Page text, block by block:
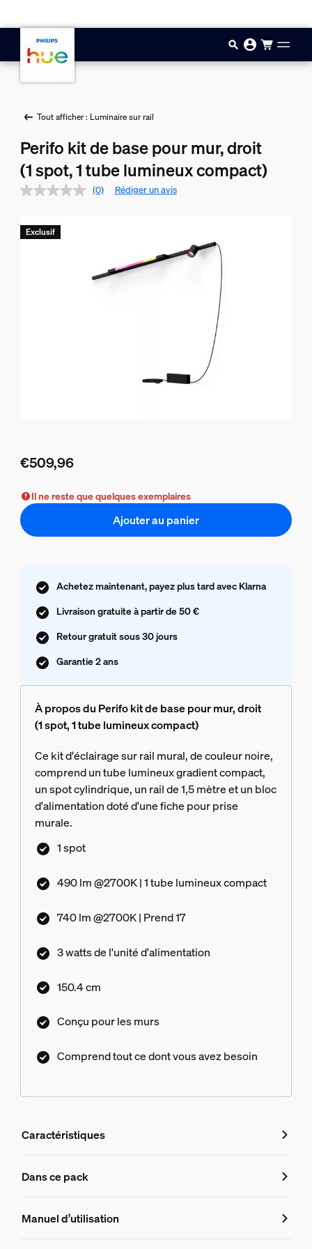
Tout afficher : Luminaire sur rail
Perifo kit de base pour mur, droit
(1 spot, 1 tube lumineux compact)
(0) Rédiger un avis
€509,96
Exclusif
Il ne reste que quelques exemplaires
Ajouter au panier
Achetez maintenant, payez plus tard avec Klarna
Livraison gratuite à partir de 50 €
Retour gratuit sous 30 jours
Garantie 2 ans
À propos du Perifo kit de base pour mur, droit
(1 spot, 1 tube lumineux compact)
Ce kit d'éclairage sur rail mural, de couleur noire,
comprend un tube lumineux gradient compact,
un spot cylindrique, un rail de 1,5 mètre et un bloc
d'alimentation doté d'une fiche pour prise
murale.
1 spot
490 lm @2700K | 1 tube lumineux compact
740 lm @2700K | Prend 17
3 watts de l'unité d'alimentation
150.4 cm
Conçu pour les murs
Comprend tout ce dont vous avez besoin
Caractéristiques
Caractéristiques
8719514873056
Dans ce pack
Manuel d’utilisation